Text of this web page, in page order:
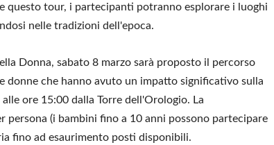
questo tour, i partecipanti potranno esplorare i luoghi
nelle tradizioni dell'epoca.
Donna, sabato 8 marzo sarà proposto il percorso
donne che hanno avuto un impatto significativo sulla
ore 15:00 dalla Torre dell'Orologio. La
persona (i bambini fino a 10 anni possono partecipare
fino ad esaurimento posti disponibili.